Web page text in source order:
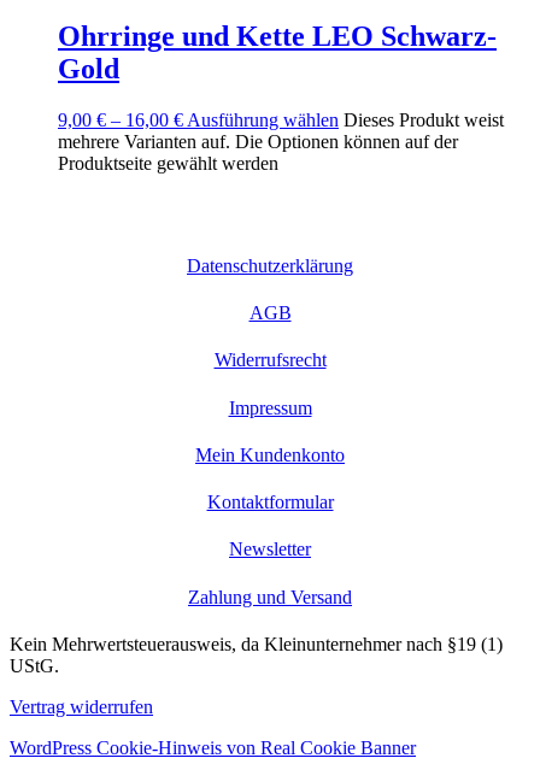
Ohrringe und Kette LEO Schwarz-
Gold
9,00 € – 16,00 € Ausführung wählen Dieses Produkt weist
mehrere Varianten auf. Die Optionen können auf der
Produktseite gewählt werden
Datenschutzerklärung
AGB
Widerrufsrecht
Impressum
Mein Kundenkonto
Kontaktformular
Newsletter
Zahlung und Versand
Kein Mehrwertsteuerausweis, da Kleinunternehmer nach §19 (1)
UStG.
Vertrag widerrufen
WordPress Cookie-Hinweis von Real Cookie Banner